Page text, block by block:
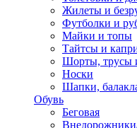
Жилеты и
Футболки и
Майки и топы
Тайтсы и
Шорты, трусы
Носки
Шапки,
Обувь
Беговая